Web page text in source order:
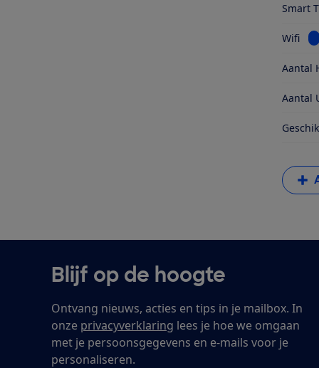
Smart
Wifi
Aantal
Aantal
Blijf op de hoogte
Ontvang nieuws, acties en tips in je mailbox. In
onze privacyverklaring lees je hoe we omgaan
met je persoonsgegevens en e-mails voor je
personaliseren.